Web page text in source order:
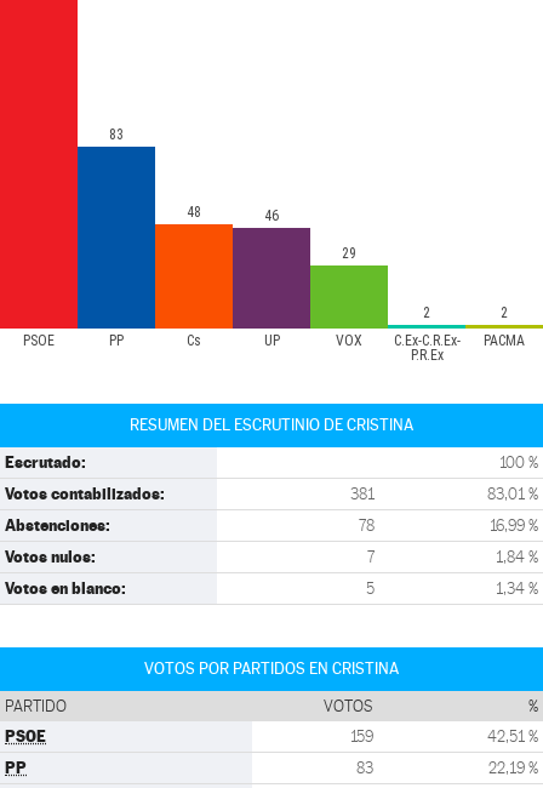
PSOE PP Cs UP VOX
C.Ex-C.R.Ex-
P.R.Ex
PACMA
83
48 46
29
2 2
RESUMEN DEL ESCRUTINIO DE CRISTINA
Escrutado: 100 %
Votos contabilizados: 381 83,01 %
Abstenciones: 78 16,99 %
Votos nulos: 7 1,84 %
Votos en blanco: 5 1,34 %
VOTOS POR PARTIDOS EN CRISTINA
PARTIDO VOTOS %
PSOE 159 42,51 %
PP 83 22,19 %